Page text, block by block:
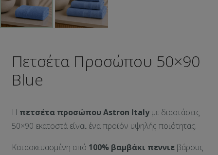
Πετσέτα Προσώπου 50×90
Blue
Η πετσέτα προσώπου Αstron Italyμε διαστάσεις
50×90 εκατοστά είναι ένα προϊόν υψηλής ποιότητας.
Κατασκευασμένη από 100% βαμβάκι πεννιε βάρους